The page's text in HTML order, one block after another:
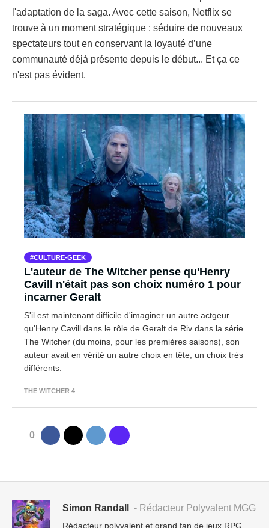
l'adaptation de la saga. Avec cette saison, Netflix se
trouve à un moment stratégique : séduire de nouveaux
spectateurs tout en conservant la loyauté d’une
communauté déjà présente depuis le début... Et ça ce
n'est pas évident.
CULTURE-GEEK
L'auteur de The Witcher pense qu'Henry
Cavill n'était pas son choix numéro 1 pour
incarner Geralt
S'il est maintenant difficile d'imaginer un autre actgeur
qu'Henry Cavill dans le rôle de Geralt de Riv dans la série
The Witcher (du moins, pour les premières saisons), son
auteur avait en vérité un autre choix en tête, un choix très
différents.
THE WITCHER 4
0
Simon Randall - Rédacteur Polyvalent MGG
Rédacteur polyvalent et grand fan de jeux RPG,